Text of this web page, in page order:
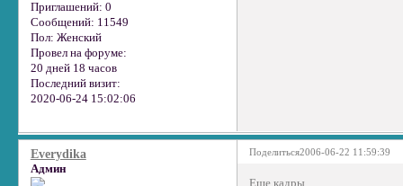
Приглашений: 0
Сообщений: 11549
Пол: Женский
Провел на форуме:
20 дней 18 часов
Последний визит:
2020-06-24 15:02:06
Поделиться2006-06-22 11:59:39
Everydika
Админ
Еще кадры